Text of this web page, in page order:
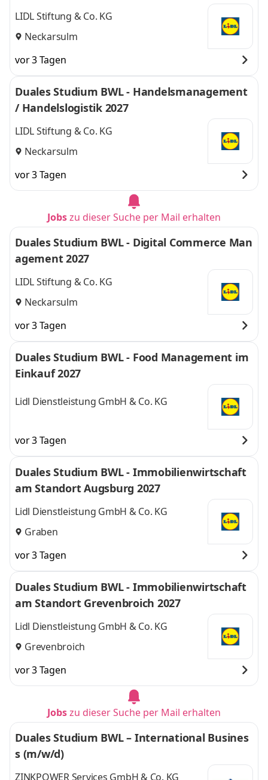
LIDL Stiftung & Co. KG
Neckarsulm
vor 3 Tagen
Duales Studium BWL - Handelsmanagement
/ Handelslogistik 2027
LIDL Stiftung & Co. KG
Neckarsulm
vor 3 Tagen
Jobszu dieser Suche per Mail erhalten
Duales Studium BWL - Digital Commerce Man
agement 2027
LIDL Stiftung & Co. KG
Neckarsulm
vor 3 Tagen
Duales Studium BWL - Food Management im
Einkauf 2027
Lidl Dienstleistung GmbH & Co. KG
vor 3 Tagen
Duales Studium BWL - Immobilienwirtschaft
am Standort Augsburg 2027
Lidl Dienstleistung GmbH & Co. KG
Graben
vor 3 Tagen
Duales Studium BWL - Immobilienwirtschaft
am Standort Grevenbroich 2027
Lidl Dienstleistung GmbH & Co. KG
Grevenbroich
vor 3 Tagen
Jobszu dieser Suche per Mail erhalten
Duales Studium BWL – International Busines
s (m/w/d)
ZINKPOWER Services GmbH & Co. KG